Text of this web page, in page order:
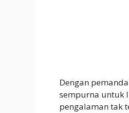
Dengan
sempurna untuk
pengalaman tak